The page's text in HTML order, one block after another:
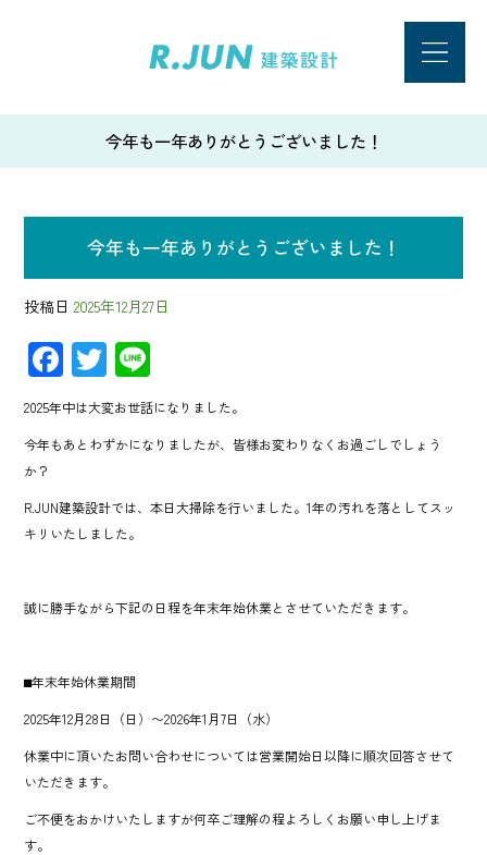
今年も一年ありがとうございました！
今年も一年ありがとうございました！
投稿日 2025年12月27日
F
ac
e
b
o
ok
T
wi
tt
er
ne
2025年中は大変お世話になりました。
今年もあとわずかになりましたが、皆様お変わりなくお過ごしでしょう
か？
R.JUN建築設計では、本日大掃除を行いました。1年の汚れを落としてスッ
キリいたしました。
誠に勝手ながら下記の日程を年末年始休業とさせていただきます。
⬛︎年末年始休業期間
2025年12月28日（日）〜2026年1月7日（水）
休業中に頂いたお問い合わせについては営業開始日以降に順次回答させて
いただきます。
ご不便をおかけいたしますが何卒ご理解の程よろしくお願い申し上げま
す。